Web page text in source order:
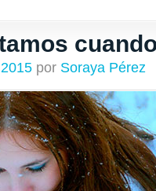
por Soraya Pérez